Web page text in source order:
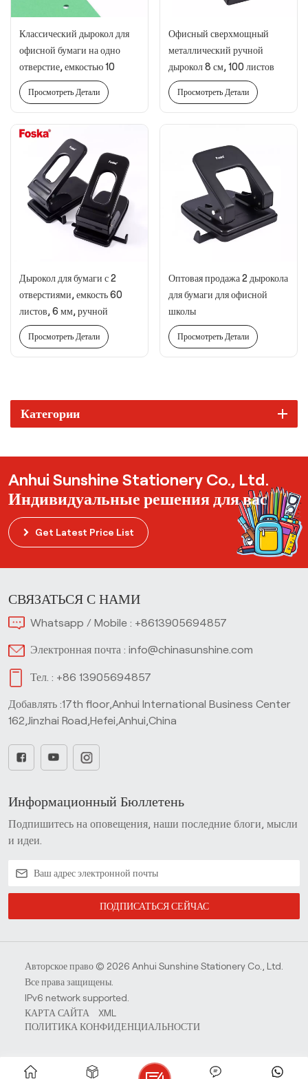
Классический дырокол для
офисной бумаги на одно
отверстие, емкостью 10
листов
Просмотреть Детали
Офисный сверхмощный
металлический ручной
дырокол 8 см, 100 листов
Просмотреть Детали
Дырокол для бумаги с 2
отверстиями, емкость 60
листов, 6 мм, ручной
металлический дырокол для
тетрадей, скрапбукинга,
дневника, переплетные
Просмотреть Детали
Оптовая продажа 2 дырокола
для бумаги для офисной
школы
Просмотреть Детали
Категории
Anhui Sunshine Stationery Co., Ltd.
Индивидуальные решения для вас
Get Latest Price List
СВЯЗАТЬСЯ С НАМИ
Whatsapp / Mobile : +8613905694857
Электронная почта : info@chinasunshine.com
Тел. : +86 13905694857
Добавлять :17th floor,Anhui International Business Center
162,Jinzhai Road,Hefei,Anhui,China
Информационный Бюллетень
Подпишитесь на оповещения, наши последние блоги, мысли
и идеи.
ПОДПИСАТЬСЯ СЕЙЧАС
Авторское право © 2026 Anhui Sunshine Stationery Co., Ltd.
Все права защищены.
IPv6 network supported.
КАРТА САЙТА
XML
ПОЛИТИКА КОНФИДЕНЦИАЛЬНОСТИ